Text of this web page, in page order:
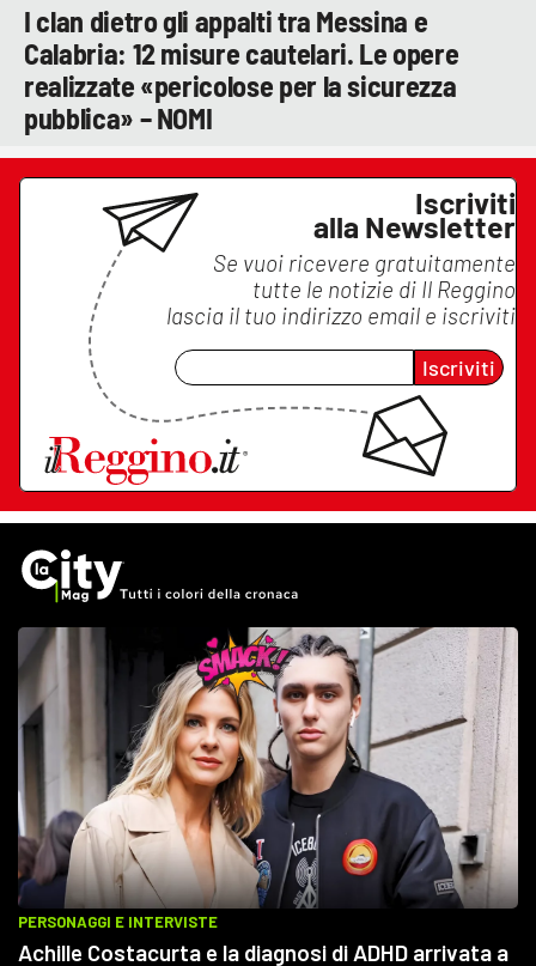
I clan dietro gli appalti tra Messina e
Calabria: 12 misure cautelari. Le opere
realizzate «pericolose per la sicurezza
pubblica» – NOMI
Iscriviti
alla Newsletter
Se vuoi ricevere gratuitamente
tutte le notizie di Il Reggino
lascia il tuo indirizzo email e iscriviti
Iscriviti